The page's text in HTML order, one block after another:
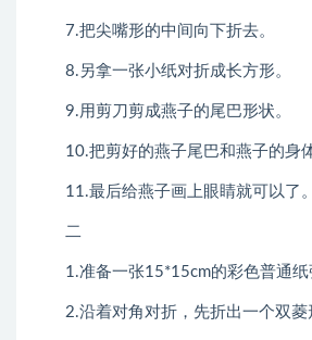
7.把尖嘴形的中间向下折去。
8.另拿一张小纸对折成长方形。
9.用剪刀剪成燕子的尾巴形状。
10.把剪好的燕子尾巴和燕子的身体
11.最后给燕子画上眼睛就可以了。
二
1.准备一张15*15cm的彩色普通纸
2.沿着对角对折，先折出一个双菱